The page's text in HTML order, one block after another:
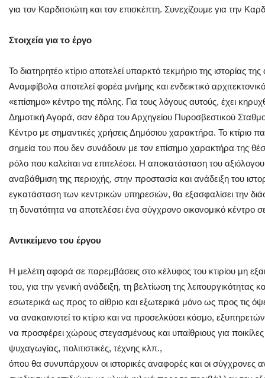
για τον Καρδιτσιώτη και τον επισκέπτη. Συνεχίζουμε για την
Στοιχεία για το έργο
Το διατηρητέο κτίριο αποτελεί υπαρκτό τεκμήριο της ιστορίας
Αναμφίβολα αποτελεί φορέα μνήμης και ενδεικτικό
«επίσημο» κέντρο της πόλης. Για τους λόγους αυτούς, έχει
Δημοτική Αγορά, σαν έδρα του Αρχηγείου Πυροσβεστικού
Κέντρο με σημαντικές χρήσεις Δημόσιου χαρακτήρα. Το κτίριο
σημεία του που δεν συνάδουν με τον επίσημο χαρακτήρα της
ρόλο που καλείται να επιτελέσει. Η αποκατάσταση του
αναβάθμιση της περιοχής, στην προστασία και ανάδειξη του
εγκατάσταση των κεντρικών υπηρεσιών, θα εξασφαλίσει την
τη δυνατότητα να αποτελέσει ένα σύγχρονο οικονομικό κέντρο
Αντικείμενο του έργου
Η μελέτη αφορά σε παρεμβάσεις στο κέλυφος του κτιρίου μη
του, για την γενική ανάδειξη, τη βελτίωση της λειτουργικότητας
εσωτερικά ως προς το αίθριο και εξωτερικά μόνο ως προς τις
να ανακαινιστεί το κτίριο και να προσελκύσει κόσμο,
να προσφέρει χώρους στεγασμένους και υπαίθριους για
ψυχαγωγίας, πολιτιστικές, τέχνης κλπ.,
όπου θα συνυπάρχουν οι ιστορικές αναφορές και οι